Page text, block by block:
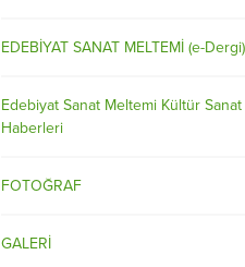
EDEBİYAT SANAT MELTEMİ (e-Dergi)
Edebiyat Sanat Meltemi Kültür Sanat
Haberleri
FOTOĞRAF
GALERİ